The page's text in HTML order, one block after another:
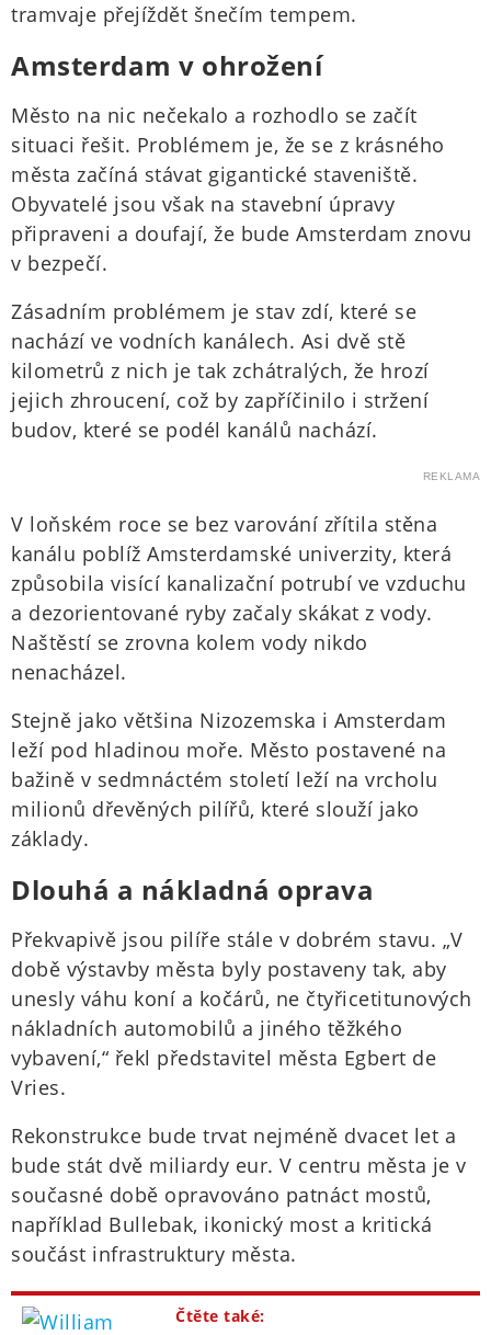
tramvaje přejíždět šnečím tempem.
Amsterdam v ohrožení
Město na nic nečekalo a rozhodlo se začít
situaci řešit. Problémem je, že se z krásného
města začíná stávat gigantické staveniště.
Obyvatelé jsou však na stavební úpravy
připraveni a doufají, že bude Amsterdam znovu
v bezpečí.
Zásadním problémem je stav zdí, které se
nachází ve vodních kanálech. Asi dvě stě
kilometrů z nich je tak zchátralých, že hrozí
jejich zhroucení, což by zapříčinilo i stržení
budov, které se podél kanálů nachází.
REKLAMA
V loňském roce se bez varování zřítila stěna
kanálu poblíž Amsterdamské univerzity, která
způsobila visící kanalizační potrubí ve vzduchu
a dezorientované ryby začaly skákat z vody.
Naštěstí se zrovna kolem vody nikdo
nenacházel.
Stejně jako většina Nizozemska i Amsterdam
leží pod hladinou moře. Město postavené na
bažině v sedmnáctém století leží na vrcholu
milionů dřevěných pilířů, které slouží jako
základy.
Dlouhá a nákladná oprava
Překvapivě jsou pilíře stále v dobrém stavu. „V
době výstavby města byly postaveny tak, aby
unesly váhu koní a kočárů, ne čtyřicetitunových
nákladních automobilů a jiného těžkého
vybavení,“ řekl představitel města Egbert de
Vries.
Rekonstrukce bude trvat nejméně dvacet let a
bude stát dvě miliardy eur. V centru města je v
současné době opravováno patnáct mostů,
například Bullebak, ikonický most a kritická
součást infrastruktury města.
Čtěte také: